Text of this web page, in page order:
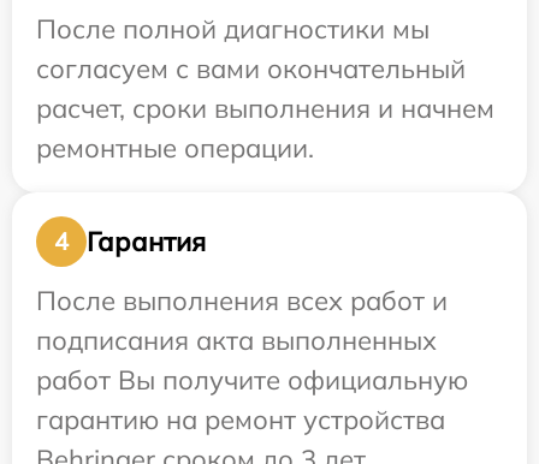
После полной диагностики мы
согласуем с вами окончательный
расчет, сроки выполнения и начнем
ремонтные операции.
4
Гарантия
После выполнения всех работ и
подписания акта выполненных
работ Вы получите официальную
гарантию на ремонт устройства